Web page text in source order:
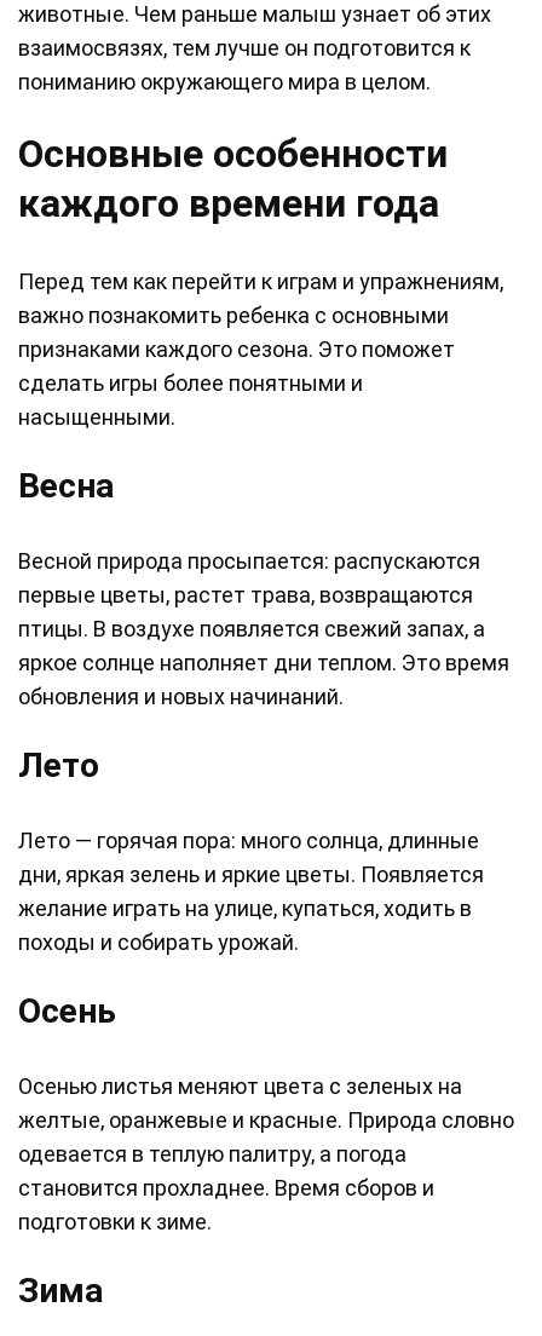
животные. Чем раньше малыш узнает об этих
взаимосвязях, тем лучше он подготовится к
пониманию окружающего мира в целом.
Основные особенности
каждого времени года
Перед тем как перейти к играм и упражнениям,
важно познакомить ребенка с основными
признаками каждого сезона. Это поможет
сделать игры более понятными и
насыщенными.
Весна
Весной природа просыпается: распускаются
первые цветы, растет трава, возвращаются
птицы. В воздухе появляется свежий запах, а
яркое солнце наполняет дни теплом. Это время
обновления и новых начинаний.
Лето
Лето — горячая пора: много солнца, длинные
дни, яркая зелень и яркие цветы. Появляется
желание играть на улице, купаться, ходить в
походы и собирать урожай.
Осень
Осенью листья меняют цвета с зеленых на
желтые, оранжевые и красные. Природа словно
одевается в теплую палитру, а погода
становится прохладнее. Время сборов и
подготовки к зиме.
Зима